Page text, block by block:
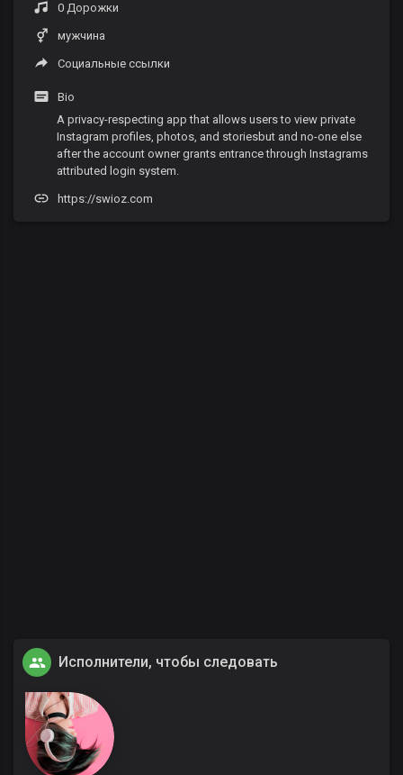
0 Дорожки
мужчина
Социальные ссылки
Bio
A privacy-respecting app that allows users to view private
Instagram profiles, photos, and storiesbut and no-one else
after the account owner grants entrance through Instagrams
attributed login system.
https://swioz.com
Исполнители, чтобы следовать